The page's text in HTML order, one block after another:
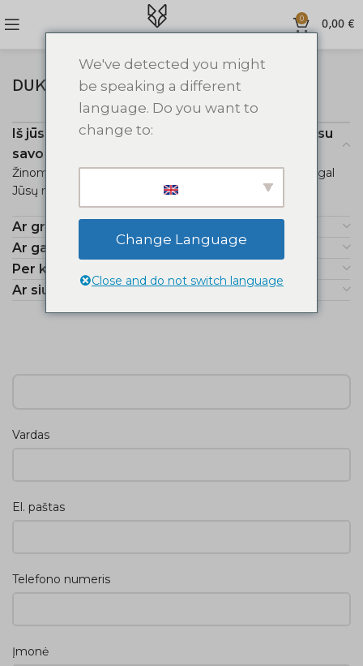
0 0,00 €
DUK
Iš jūsų parduotuvės norėčiau užsisakyti prekę su
savo graviūra. Ar tai įmanoma?
Žinoma! Mes galime personalizuoti pasirinktą prekę pagal
Jūsų norus ir pageidavimus.
Ar graviūra nenusitrina?
Ar galite graviruoti visus paveikslėlius?
Per kiek laiko gausiu savo užsakytą prekę?
Ar siunčiate prekes į užsienį?
Vardas
El. paštas
Telefono numeris
Įmonė
We've detected you might
be speaking a different
language. Do you want to
change to:
Change Language
Close and do not switch language